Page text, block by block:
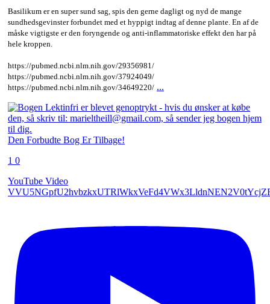
Basilikum er en super sund sag, spis den gerne dagligt og nyd de mange
sundhedsgevinster forbundet med et hyppigt indtag af denne plante. En af de
måske vigtigste er den foryngende og anti-inflammatoriske effekt den har på
hele kroppen.
https://pubmed.ncbi.nlm.nih.gov/29356981/
https://pubmed.ncbi.nlm.nih.gov/37924049/
https://pubmed.ncbi.nlm.nih.gov/34649220/ ...
Den Forbudte Bog Er Tilbage!
1 0
YouTube Video